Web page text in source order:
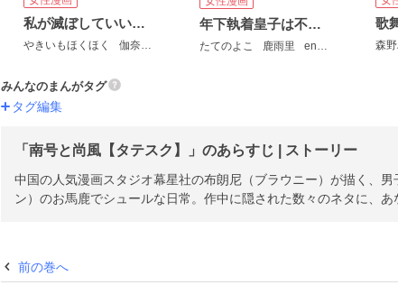
私が滅ぼしていいですよね 純白の聖女は復讐を誓う【タテスク】
やきいもほくほく 伽奈多 株式会社フーモア
年下執着皇子は不遇な王女を愛しすぎてる【タテスク】
たてのよこ 鹿雨里 en-dolphin studio 森
みんなのまんがタグ
タグ編集
「南号と尚風【タテスク】」のあらすじ | ストーリー
中国の人気漫画スタジオ幕星社の布朗尼（ブラウニー）が描く、
ン）のお馬鹿でシュールな日常。作中に隠された数々のネタに、
前の巻へ